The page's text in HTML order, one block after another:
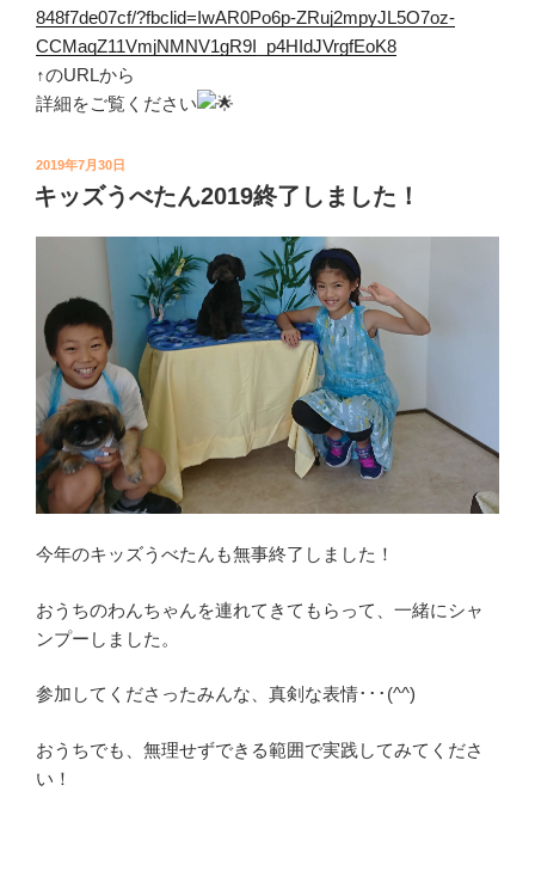
848f7de07cf/?fbclid=IwAR0Po6p-ZRuj2mpyJL5O7oz-
CCMaqZ11VmjNMNV1gR9I_p4HIdJVrgfEoK8
↑のURLから
詳細をご覧ください
投
稿
日:
2019年7月30日
キッズうべたん2019終了しました！
今年のキッズうべたんも無事終了しました！
おうちのわんちゃんを連れてきてもらって、一緒にシャ
ンプーしました。
参加してくださったみんな、真剣な表情･･･(^^)
おうちでも、無理せずできる範囲で実践してみてくださ
い！